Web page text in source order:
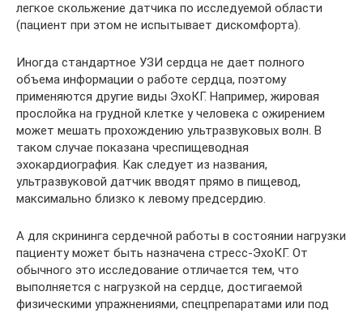
легкое скольжение датчика по исследуемой области
(пациент при этом не испытывает дискомфорта).
Иногда стандартное УЗИ сердца не дает полного
объема информации о работе сердца, поэтому
применяются другие виды ЭхоКГ. Например, жировая
прослойка на грудной клетке у человека с ожирением
может мешать прохождению ультразвуковых волн. В
таком случае показана чреспищеводная
эхокардиография. Как следует из названия,
ультразвуковой датчик вводят прямо в пищевод,
максимально близко к левому предсердию.
А для скрининга сердечной работы в состоянии нагрузки
пациенту может быть назначена стресс-ЭхоКГ. От
обычного это исследование отличается тем, что
выполняется с нагрузкой на сердце, достигаемой
физическими упражнениями, спецпрепаратами или под